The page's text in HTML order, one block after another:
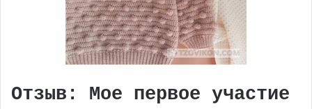
Отзыв: Мое первое участие